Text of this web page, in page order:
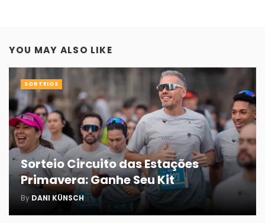
YOU MAY ALSO LIKE
Sorteio Circuito das Estações
Primavera: Ganhe Seu Kit
By DANI KÜNSCH
SORTEIOS